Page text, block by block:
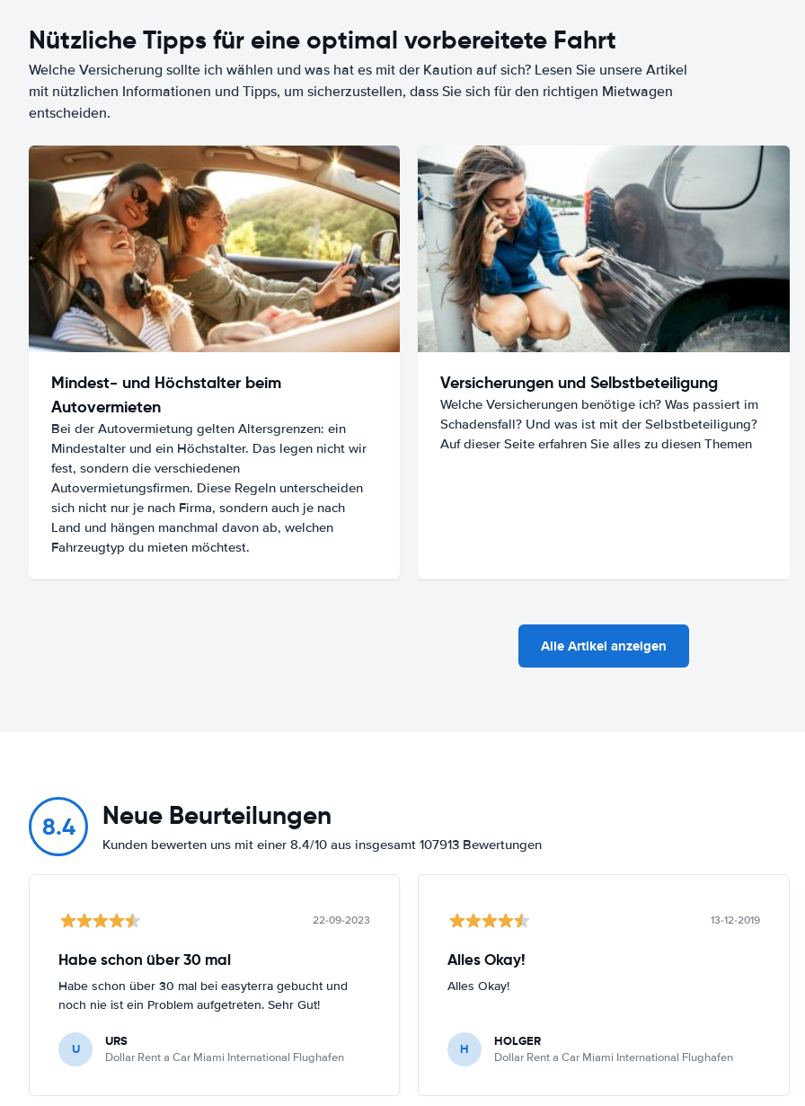
Nützliche Tipps für eine optimal vorbereitete Fahrt
Welche Versicherung sollte ich wählen und was hat es mit der Kaution auf sich? Lesen Sie unsere Artikel
mit nützlichen Informationen und Tipps, um sicherzustellen, dass Sie sich für den richtigen Mietwagen
entscheiden.
Mindest- und Höchstalter beim
Autovermieten
Bei der Autovermietung gelten Altersgrenzen: ein
Mindestalter und ein Höchstalter. Das legen nicht wir
fest, sondern die verschiedenen
Autovermietungsfirmen. Diese Regeln unterscheiden
sich nicht nur je nach Firma, sondern auch je nach
Land und hängen manchmal davon ab, welchen
Fahrzeugtyp du mieten möchtest.
Versicherungen und Selbstbeteiligung
Welche Versicherungen benötige ich? Was passiert im
Schadensfall? Und was ist mit der Selbstbeteiligung?
Auf dieser Seite erfahren Sie alles zu diesen Themen
Alle Artikel anzeigen
8.4 Neue Beurteilungen
Kunden bewerten uns mit einer 8.4/10 aus insgesamt 107913 Bewertungen
22-09-2023
Habe schon über 30 mal
Habe schon über 30 mal bei easyterra gebucht und
noch nie ist ein Problem aufgetreten. Sehr Gut!
U URS
Dollar Rent a Car Miami International Flughafen
13-12-2019
Alles Okay!
Alles Okay!
H HOLGER
Dollar Rent a Car Miami International Flughafen